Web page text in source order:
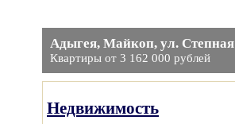
Адыгея, Майкоп, ул. Степная
Квартиры от 3 162 000 рублей
Недвижимость